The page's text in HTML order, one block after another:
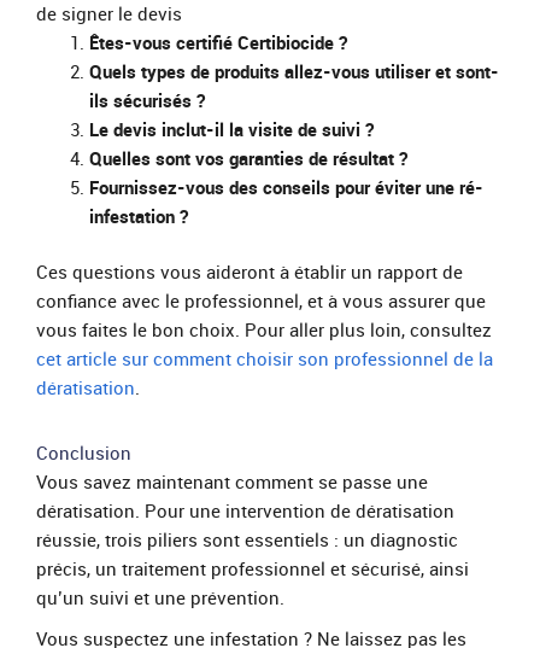
de signer le devis
Êtes-vous certifié Certibiocide ?
Quels types de produits allez-vous utiliser et sont-
ils sécurisés ?
Le devis inclut-il la visite de suivi ?
Quelles sont vos garanties de résultat ?
Fournissez-vous des conseils pour éviter une ré-
infestation ?
Ces questions vous aideront à établir un rapport de
confiance avec le professionnel, et à vous assurer que
vous faites le bon choix. Pour aller plus loin, consultez
cet article sur comment choisir son professionnel de la
dératisation
Conclusion
Vous savez maintenant comment se passe une
dératisation. Pour une intervention de dératisation
réussie, trois piliers sont essentiels : un diagnostic
précis, un traitement professionnel et sécurisé, ainsi
qu’un suivi et une prévention.
Vous suspectez une infestation ? Ne laissez pas les